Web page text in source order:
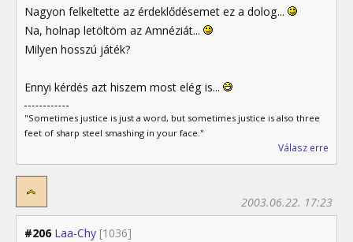
Nagyon felkeltette az érdeklődésemet ez a dolog...
Na, holnap letöltöm az Amnéziát...
Milyen hosszú játék?
Ennyi kérdés azt hiszem most elég is...
"Sometimes justice is just a word, but sometimes justice is also three
feet of sharp steel smashing in your face."
Válasz erre
#206 Laa-Chy [1036]
2003.06.22. 17:23